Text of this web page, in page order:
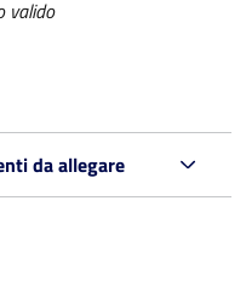
valido
da allegare